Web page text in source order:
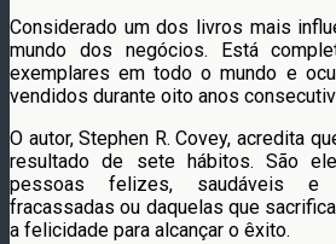
Considerado um dos livros mais
mundo dos negócios. Está
exemplares em todo o mundo e
vendidos durante oito anos
O autor, Stephen R. Covey, acredita
resultado de sete hábitos. São
pessoas felizes, saudáveis e
fracassadas ou daquelas que
a felicidade para alcançar o êxito.